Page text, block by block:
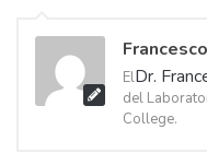
ElDr.
del
College.